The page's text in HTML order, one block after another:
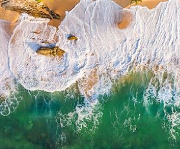
Népal Nicaragua
Norvège Nouvelle-Zélande
Oman Ouganda
Ouzbekistan Pakistan
Palestine Panama